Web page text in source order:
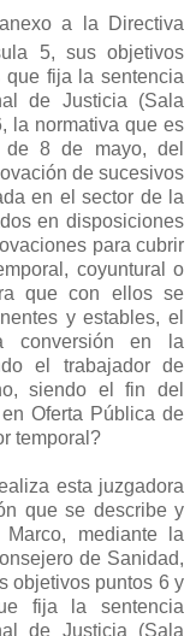
a la Directiva
5, sus objetivos
fija la sentencia
de Justicia (Sala
la normativa que es
de 8 de mayo, del
de sucesivos
en el sector de la
en disposiciones
para cubrir
coyuntural o
que con ellos se
y estables, el
conversión en la
el trabajador de
siendo el fin del
Oferta Pública de
temporal?
esta juzgadora
que se describe y
mediante la
de Sanidad,
objetivos puntos 6 y
fija la sentencia
de Justicia (Sala